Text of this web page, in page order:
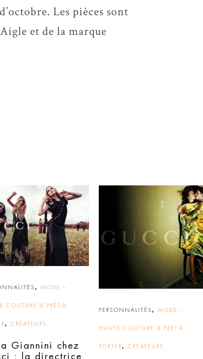
Les pièces sont
et de la marque
, MODE –
COUTURE & PRÊT-À-
, CRÉATEURS
Giannini chez
: la directrice
PERSONNALITÉS, MODE –
HAUTE COUTURE & PRÊT-À-
PORTER, CRÉATEURS